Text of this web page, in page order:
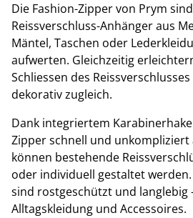
Die Fashion-Zipper von Prym
Reissverschluss-Anhänger aus
Mäntel, Taschen oder
aufwerten. Gleichzeitig
Schliessen des
dekorativ zugleich.
Dank integriertem
Zipper schnell und unkompliziert
können bestehende
oder individuell gestaltet
sind rostgeschützt und langlebig
Alltagskleidung und Accessoires.